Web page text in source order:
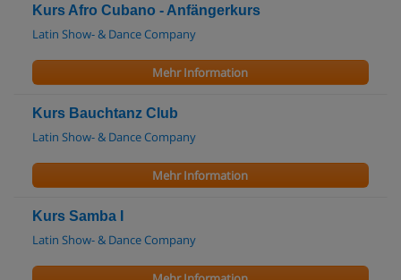
Kurs Afro Cubano - Anfängerkurs
Latin Show- & Dance Company
Mehr Information
Kurs Bauchtanz Club
Latin Show- & Dance Company
Mehr Information
Kurs Samba I
Latin Show- & Dance Company